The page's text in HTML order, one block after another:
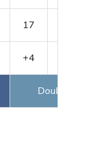
17
+4
Double